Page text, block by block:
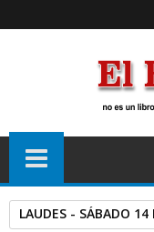
LAUDES - SÁBADO